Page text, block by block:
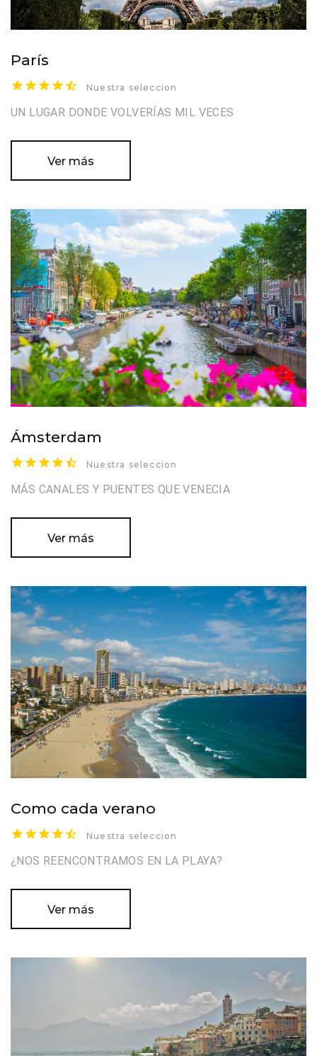
París
Nuestra seleccion
UN LUGAR DONDE VOLVERÍAS MIL VECES
Ver más
Ámsterdam
Nuestra seleccion
MÁS CANALES Y PUENTES QUE VENECIA
Ver más
Como cada verano
Nuestra seleccion
¿NOS REENCONTRAMOS EN LA PLAYA?
Ver más